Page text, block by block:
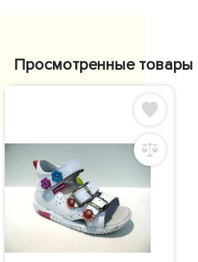
Просмотренные товары